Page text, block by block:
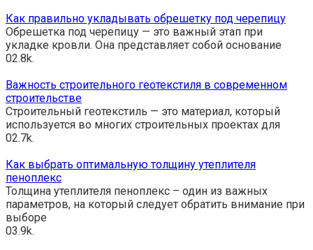
Как правильно укладывать обрешетку под черепицу
Обрешетка под черепицу — это важный этап при
укладке кровли. Она представляет собой основание
02.8k.
Важность строительного геотекстиля в современном
строительстве
Строительный геотекстиль — это материал, который
используется во многих строительных проектах для
02.7k.
Как выбрать оптимальную толщину утеплителя
пеноплекс
Толщина утеплителя пеноплекс – один из важных
параметров, на который следует обратить внимание при
выборе
03.9k.